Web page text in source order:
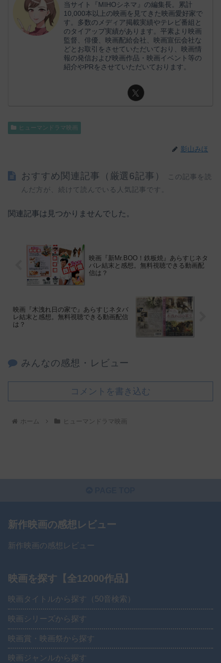
当サイト『MIHOシネマ』の編集長。累計
10,000本以上の映画を見てきた映画愛好家で
す。多数のメディア掲載実績やテレビ番組と
のタイアップ実績があります。平素より映画
監督、俳優、映画配給会社、映画宣伝会社な
どとお取引をさせていただいており、映画情
報の発信および映画作品・映画イベント等の
紹介やPRをさせていただいております。
ヒューマンドラマ映画
影山みほ
おすすめ関連記事（厳選6記事）
この記事を読
んだ方が、続けて読んでいる人気記事です。
関連記事は見つかりませんでした。
映画『新Mr.BOO！鉄板焼』あらすじネタ
バレ結末と感想。無料視聴できる動画配
信は？
映画『木洩れ日の家で』あらすじネタバ
レ結末と感想。無料視聴できる動画配信
は？
みんなの感想・レビュー
コメントを書き込む
ホーム ヒューマンドラマ映画
新作映画の感想レビュー
新作映画の感想レビュー
映画を探す【全12000作品】
映画タイトルから探す（50音検索）
映画シリーズから探す
映画賞・映画祭から探す
映画ジャンルから探す